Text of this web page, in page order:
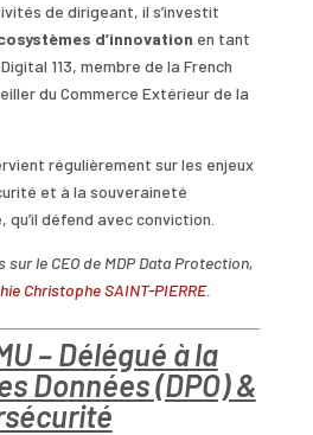
de dirigeant, il s’investit
d’innovation en tant
113, membre de la French
du Commerce Extérieur de la
régulièrement sur les enjeux
et à la souveraineté
qu’il défend avec conviction.
sur le CEO de MDP Data Protection,
Christophe SAINT-PIERRE.
– Délégué à la
Données (DPO) &